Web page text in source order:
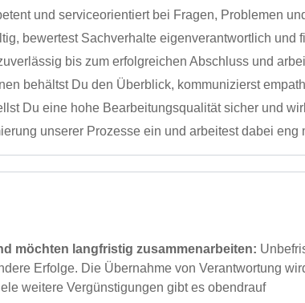
und serviceorientiert bei Fragen, Problemen
bewertest Sachverhalte eigenverantwortlich
bis zum erfolgreichen Abschluss und
behältst Du den Überblick, kommunizierst
Du eine hohe Bearbeitungsqualität sicher und
unserer Prozesse ein und arbeitest dabei
möchten langfristig zusammenarbeiten:
Erfolge. Die Übernahme von Verantwortung
weitere Vergünstigungen gibt es obendrauf